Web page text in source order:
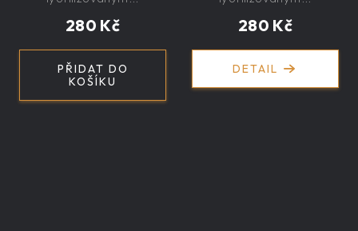
280 Kč
PŘIDAT DO
KOŠÍKU
280 Kč
DETAIL